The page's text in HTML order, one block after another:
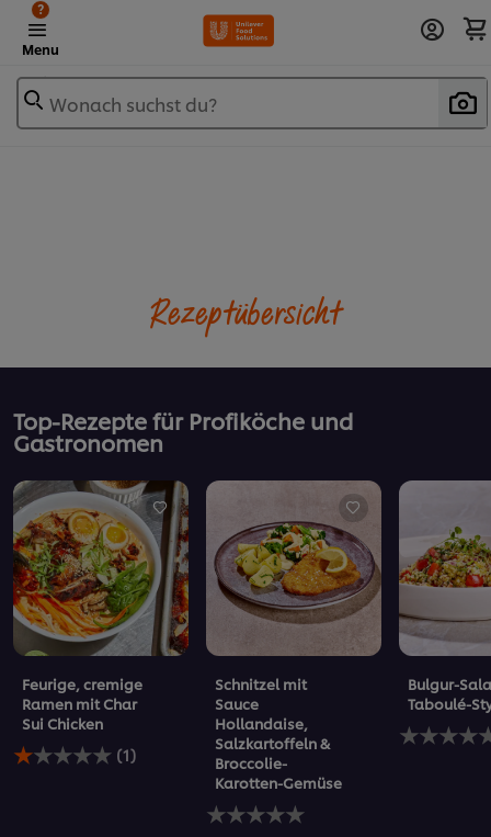
Menu
?
Wonach suchst du?
Rezeptübersicht
Top-Rezepte für Profiköche und
Gastronomen
Feurige, cremige
Ramen mit Char
Sui Chicken
Die
durchschnittliche
(1)
Schnitzel mit
Sauce
Hollandaise,
Salzkartoffeln &
Broccolie-
Karotten-Gemüse
Keine
Bewertungen
Bulgur-
Taboulé-
Keine